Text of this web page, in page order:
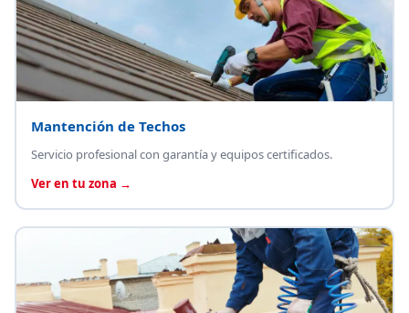
Mantención de Techos
Servicio profesional con garantía y equipos certificados.
Ver en tu zona →